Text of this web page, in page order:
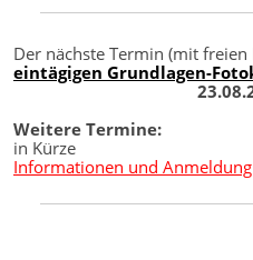
Der nächste Termin (mit
eintägigen Grundlagen-
Weitere Termine:
in Kürze
Informationen und Anmeldung